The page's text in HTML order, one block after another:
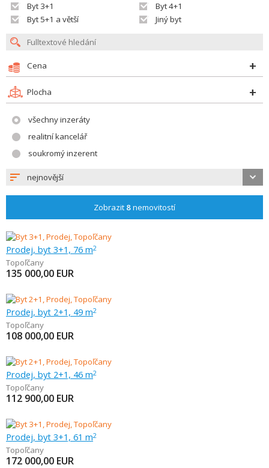
Byt 3+1
Byt 4+1
Byt 5+1 a větší
Jiný byt
Cena
Plocha
všechny inzeráty
realitní kancelář
soukromý inzerent
nejnovější
Zobrazit 8nemovitostí
Prodej, byt 3+1, 76 m2
Topoľčany
135 000,00 EUR
Prodej, byt 2+1, 49 m2
Topoľčany
108 000,00 EUR
Prodej, byt 2+1, 46 m2
Topoľčany
112 900,00 EUR
Prodej, byt 3+1, 61 m2
Topoľčany
172 000,00 EUR